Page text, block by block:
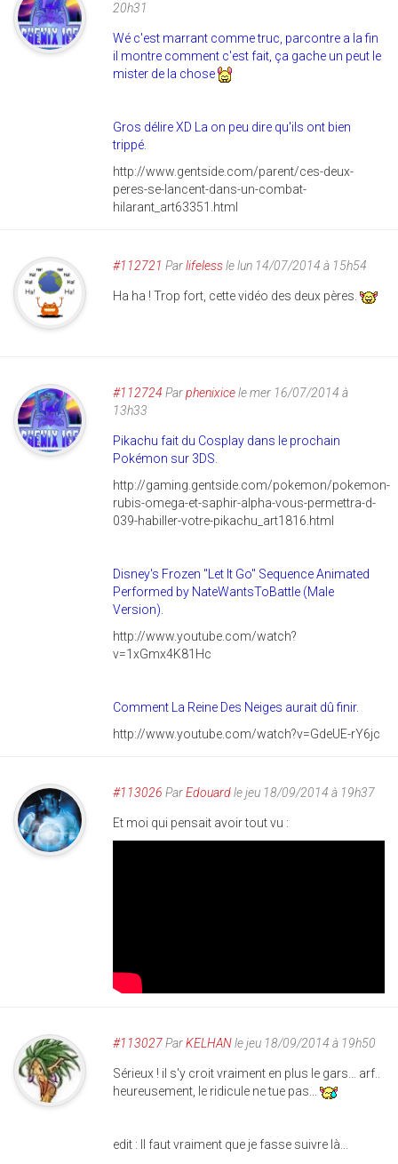
20h31
Wé c'est marrant comme truc, parcontre a la fin
il montre comment c'est fait, ça gache un peut le
mister de la chose
Gros délire XD La on peu dire qu'ils ont bien
trippé.
http://www.gentside.com/parent/ces-deux-
peres-se-lancent-dans-un-combat-
hilarant_art63351.html
#112721 Parlifelessle lun 14/07/2014 à 15h54
Ha ha ! Trop fort, cette vidéo des deux pères.
#112724 Parphenixicele mer 16/07/2014 à
13h33
Pikachu fait du Cosplay dans le prochain
Pokémon sur 3DS.
http://gaming.gentside.com/pokemon/pokemon-
rubis-omega-et-saphir-alpha-vous-permettra-d-
039-habiller-votre-pikachu_art1816.html
Disney's Frozen "Let It Go" Sequence Animated
Performed by NateWantsToBattle (Male
Version).
http://www.youtube.com/watch?
v=1xGmx4K81Hc
Comment La Reine Des Neiges aurait dû finir.
http://www.youtube.com/watch?v=GdeUE-rY6jc
#113026 ParEdouardle jeu 18/09/2014 à 19h37
Et moi qui pensait avoir tout vu :
#113027ParKELHANle jeu 18/09/2014 à 19h50
Sérieux ! il s'y croit vraiment en plus le gars... arf..
heureusement, le ridicule ne tue pas...
edit : Il faut vraiment que je fasse suivre là...